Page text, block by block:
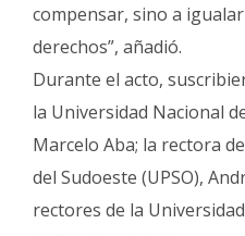
compensar, sino a
derechos”, añadió.
Durante el acto,
la Universidad Nacional
Marcelo Aba; la rectora
del Sudoeste (UPSO),
rectores de la